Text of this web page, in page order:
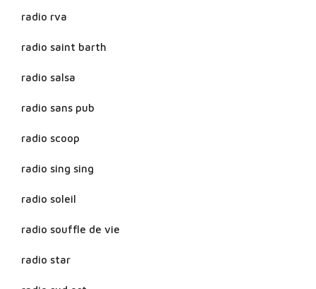
radio rva
radio saint barth
radio salsa
radio sans pub
radio scoop
radio sing sing
radio soleil
radio souffle de vie
radio star